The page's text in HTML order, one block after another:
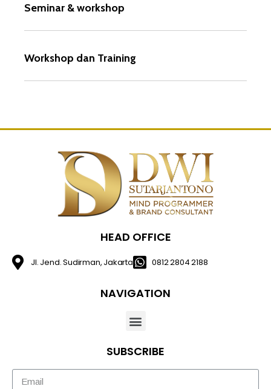
Seminar & workshop
Workshop dan Training
HEAD OFFICE
Jl. Jend. Sudirman, Jakarta 0812 2804 2188
NAVIGATION
SUBSCRIBE